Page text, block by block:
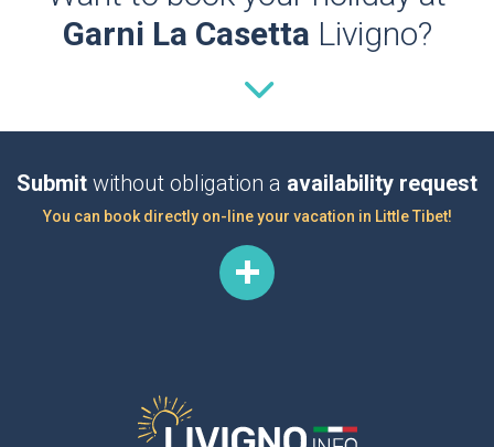
Garni La Casetta Livigno?
Submit without obligation a availability request
You can book directly on-line your vacation in Little Tibet!